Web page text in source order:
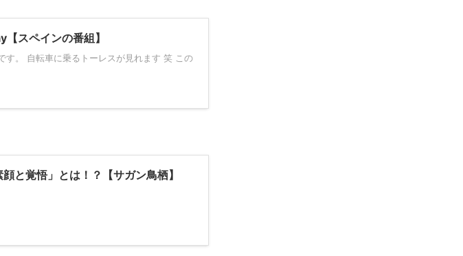
スペインの番組】
す。 自転車に乗るトーレスが見れます 笑 この
と覚悟」とは！？【サガン鳥栖】